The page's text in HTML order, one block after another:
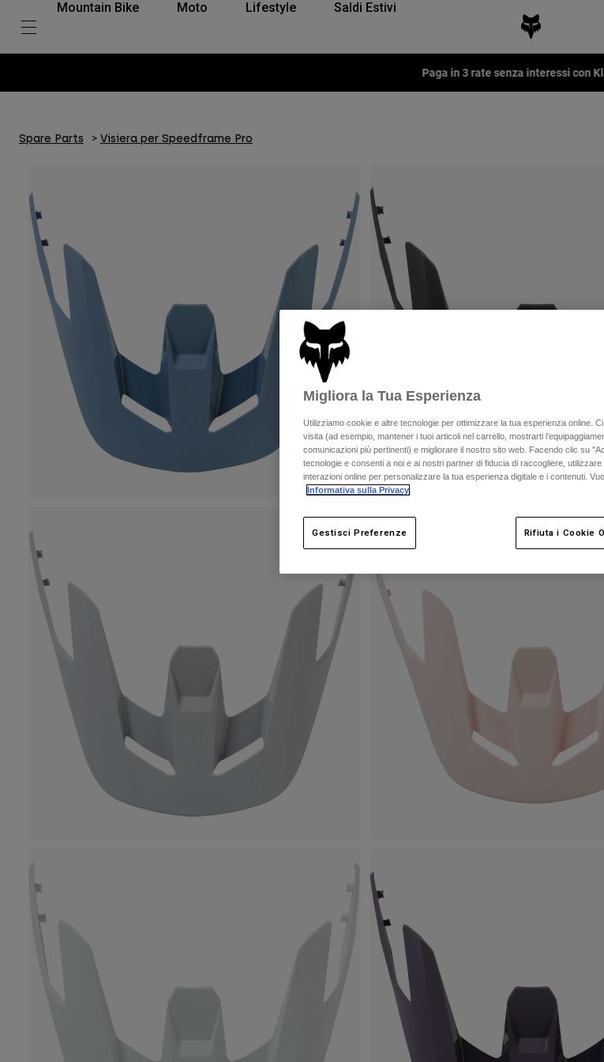
Mountain Bike Moto Lifestyle Saldi Estivi
Paga in 3 rate senza interessi con
Spare Parts Visiera per Speedframe Pro
Migliora la Tua Esperienza
Utilizziamo cookie e altre tecnologie per ottimizzare la tua esperienza online.
visita (ad esempio, mantener i tuoi articoli nel carrello, mostrarti
comunicazioni più pertinenti) e migliorare il nostro sito web. Facendo clic su
tecnologie e consenti a noi e ai nostri partner di fiducia di raccogliere,
interazioni online per personalizzare la tua esperienza digitale e i contenuti.
Informativa sulla Privacy
Gestisci Preferenze Rifiuta i Cookie